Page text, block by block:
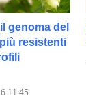
genoma del
resistenti
11:45